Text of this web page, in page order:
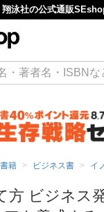
翔泳社の公式通販
書籍 ビジネス書 イ
方 ビジネス